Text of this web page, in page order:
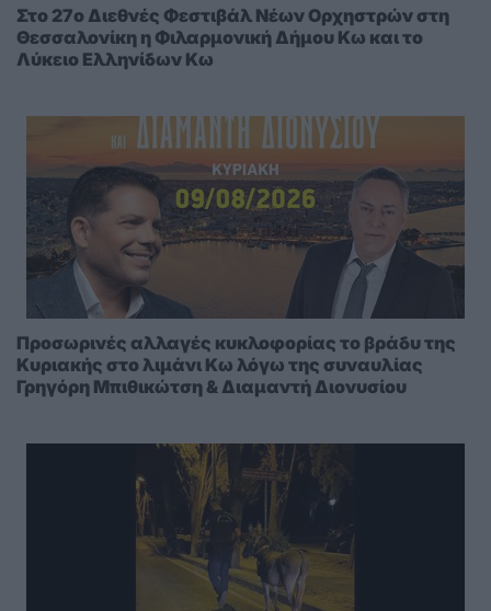
Στο 27ο Διεθνές Φεστιβάλ Νέων Ορχηστρών στη
Θεσσαλονίκη η Φιλαρμονική Δήμου Κω και το
Λύκειο Ελληνίδων Κω
Προσωρινές αλλαγές κυκλοφορίας το βράδυ της
Κυριακής στο λιμάνι Κω λόγω της συναυλίας
Γρηγόρη Μπιθικώτση & Διαμαντή Διονυσίου